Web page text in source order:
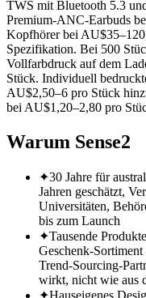
TWS mit Bluetooth 5.3
Premium-ANC-Earbuds
Kopfhörer bei
Spezifikation. Bei 500
Vollfarbdruck auf dem
Stück. Individuell
AU$2,50–6 pro Stück
bei AU$1,20–2,80 pro
Warum Sense2
✦30 Jahre für
Jahren geschätzt,
Universitäten,
bis zum Launch
✦Tausende
Geschenk-
Trend-Sourcing-
wirkt, nicht wie aus